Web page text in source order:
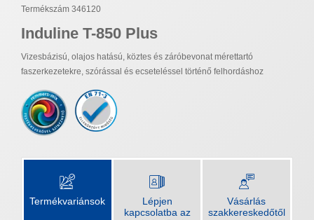
Termékszám 346120
Induline T-850 Plus
Vizesbázisú, olajos hatású, köztes és záróbevonat mérettartó
faszerkezetekre, szórással és ecseteléssel történő felhordáshoz
Termékvariánsok
Lépjen
kapcsolatba az
Vásárlás
szakkereskedőtől